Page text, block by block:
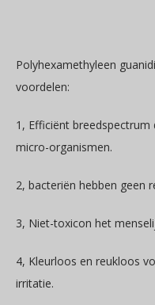
Polyhexamethyleen
voordelen:
1, Efficiënt
micro-organismen.
2, bacteriën hebben geen
3, Niet-toxicon het
4, Kleurloos en reukloos
irritatie.